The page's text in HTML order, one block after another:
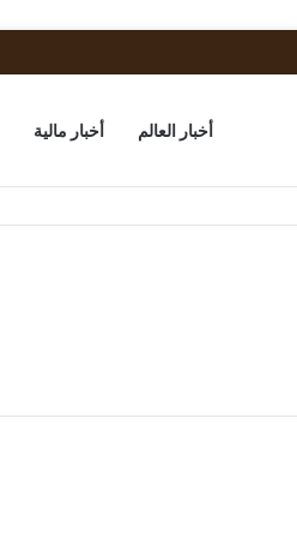
أخبار العالم أخبار مالية